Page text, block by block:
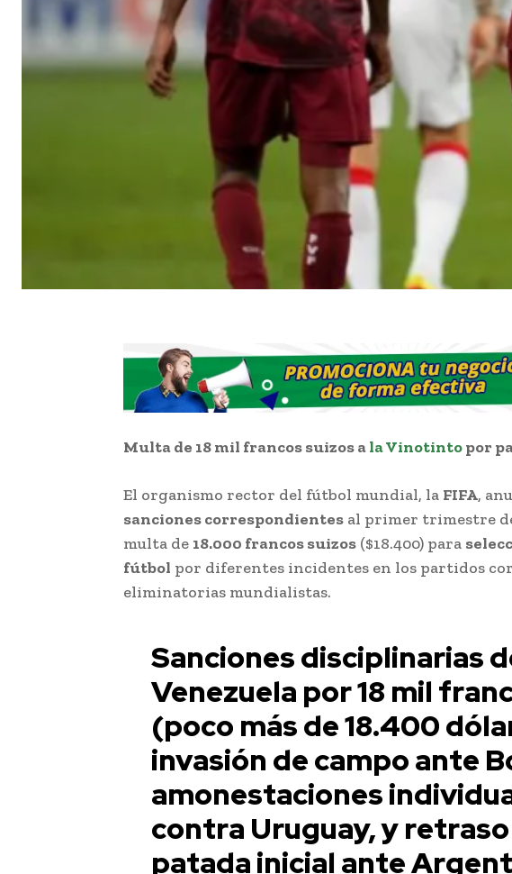
Multa de 18 mil francos suizos ala Vinotintopor
El organismo rector del fútbol mundial, la FIFA,
sanciones correspondientes al primer trimestre
multa de 18.000 francos suizos ($18.400) para
fútbol por diferentes incidentes en los partidos
eliminatorias mundialistas.
Sanciones disciplinarias
Venezuela por 18 mil
(poco más de 18.400
invasión de campo ante
amonestaciones
contra Uruguay, y retraso
patada inicial ante